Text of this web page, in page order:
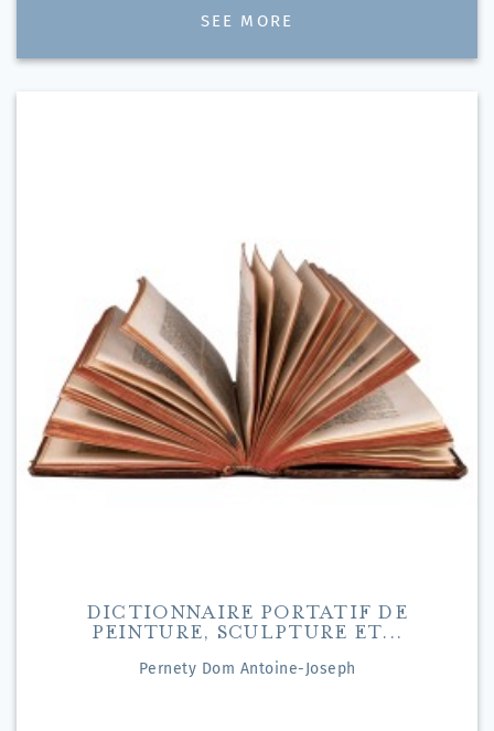
SEE MORE
DICTIONNAIRE PORTATIF DE
PEINTURE, SCULPTURE ET...
Pernety Dom Antoine-Joseph